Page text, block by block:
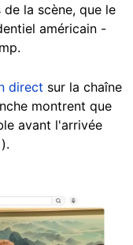
la scène, que le
américain -
direct sur la chaîne
montrent que
avant l'arrivée
).